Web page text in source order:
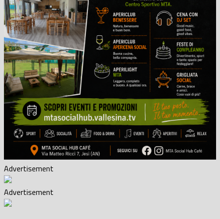
Advertisement
Advertisement